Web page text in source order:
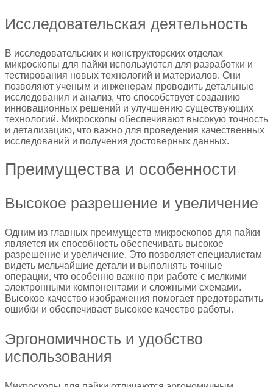
Исследовательская деятельность
В исследовательских и конструкторских отделах
микроскопы для пайки используются для разработки и
тестирования новых технологий и материалов. Они
позволяют ученым и инженерам проводить детальные
исследования и анализ, что способствует созданию
инновационных решений и улучшению существующих
технологий. Микроскопы обеспечивают высокую точность
и детализацию, что важно для проведения качественных
исследований и получения достоверных данных.
Преимущества и особенности
Высокое разрешение и увеличение
Одним из главных преимуществ микроскопов для пайки
является их способность обеспечивать высокое
разрешение и увеличение. Это позволяет специалистам
видеть мельчайшие детали и выполнять точные
операции, что особенно важно при работе с мелкими
электронными компонентами и сложными схемами.
Высокое качество изображения помогает предотвратить
ошибки и обеспечивает высокое качество работы.
Эргономичность и удобство
использования